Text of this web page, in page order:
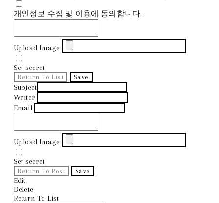
개인정보 수집 및 이용에 동의합니다.
Upload Image
Set secret
Return To List Save
Subject
Writer
Email
Upload Image
Set secret
Return To Post Save
Edit
Delete
Return To List